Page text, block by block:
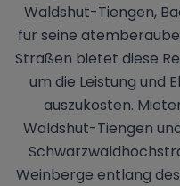
Waldshut-Tiengen,
für seine
Straßen bietet diese
um die Leistung und
auszukosten.
Waldshut-Tiengen
Weinberge entlang des